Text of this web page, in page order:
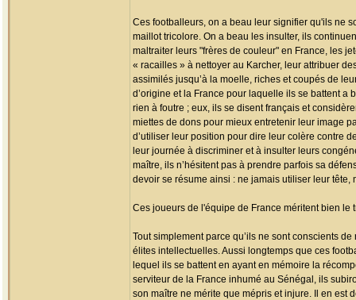
Ces footballeurs, on a beau leur signifier qu'ils ne
maillot tricolore. On a beau les insulter, ils
maltraiter leurs "frères de couleur" en France, les
« racailles » à nettoyer au Karcher, leur attribuer
assimilés jusqu’à la moelle, riches et coupés de
d’origine et la France pour laquelle ils se battent a
rien à foutre ; eux, ils se disent français et
miettes de dons pour mieux entretenir leur image
d’utiliser leur position pour dire leur colère contre
leur journée à discriminer et à insulter leurs
maître, ils n’hésitent pas à prendre parfois sa
devoir se résume ainsi : ne jamais utiliser leur tête,
Ces joueurs de l'équipe de France méritent bien le
Tout simplement parce qu’ils ne sont conscients
élites intellectuelles. Aussi longtemps que ces
lequel ils se battent en ayant en mémoire la
serviteur de la France inhumé au Sénégal, ils
son maître ne mérite que mépris et injure. Il en est